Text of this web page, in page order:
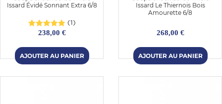
Issard Évidé Sonnant Extra 6/8
(1)
238,00 €
Issard Le Thiernois Bois
Amourette 6/8
268,00 €